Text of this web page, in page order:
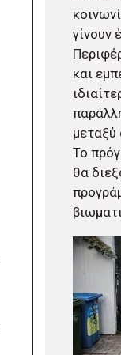
γίνουν
και
μεταξύ
Το
θα